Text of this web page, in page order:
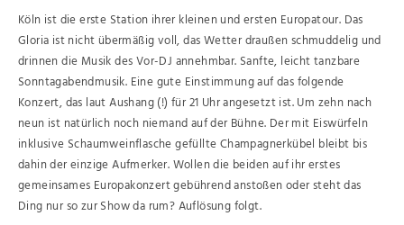
Köln ist die erste Station ihrer kleinen und ersten Europatour. Das
Gloria ist nicht übermäßig voll, das Wetter draußen schmuddelig und
drinnen die Musik des Vor-DJ annehmbar. Sanfte, leicht tanzbare
Sonntagabendmusik. Eine gute Einstimmung auf das folgende
Konzert, das laut Aushang (!) für 21 Uhr angesetzt ist. Um zehn nach
neun ist natürlich noch niemand auf der Bühne. Der mit Eiswürfeln
inklusive Schaumweinflasche gefüllte Champagnerkübel bleibt bis
dahin der einzige Aufmerker. Wollen die beiden auf ihr erstes
gemeinsames Europakonzert gebührend anstoßen oder steht das
Ding nur so zur Show da rum? Auflösung folgt.